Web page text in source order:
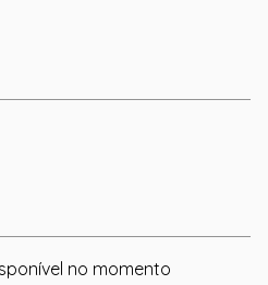
no momento